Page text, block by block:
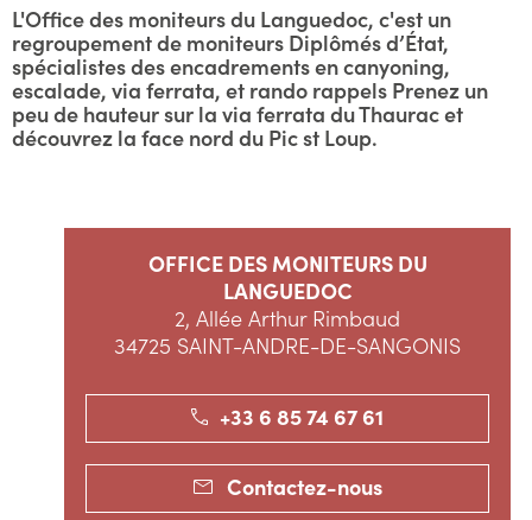
L'Office des moniteurs du Languedoc, c'est un
regroupement de moniteurs Diplômés d’État,
spécialistes des encadrements en canyoning,
escalade, via ferrata, et rando rappels Prenez un
peu de hauteur sur la via ferrata du Thaurac et
découvrez la face nord du Pic st Loup.
OFFICE DES MONITEURS DU
LANGUEDOC
2, Allée Arthur Rimbaud
34725 SAINT-ANDRE-DE-SANGONIS
+33 6 85 74 67 61
Contactez-nous